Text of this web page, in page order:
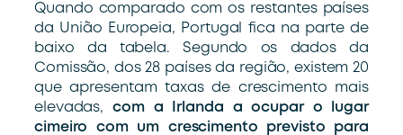
Quando comparado com os restantes países
da União Europeia, Portugal fica na parte de
baixo da tabela. Segundo os dados da
Comissão, dos 28 países da região, existem 20
que apresentam taxas de crescimento mais
elevadas, com a Irlanda a ocupar o lugar
cimeiro com um crescimento previsto para